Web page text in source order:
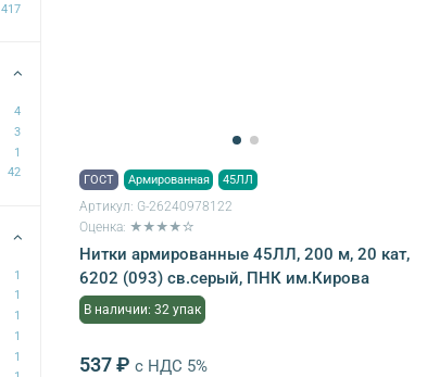
ГОСТ Армированная 45ЛЛ
Артикул: G-26240978122
Оценка: ★★★★☆
Нитки армированные 45ЛЛ, 200 м, 20 кат,
6202 (093) св.серый, ПНК им.Кирова
В наличии: 32 упак
537 ₽ с НДС 5%
417
4
3
1
42
1
1
1
1
1